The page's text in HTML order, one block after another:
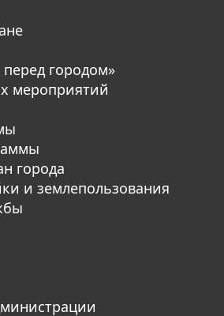
перед городом»
мероприятий
города
и землепользования